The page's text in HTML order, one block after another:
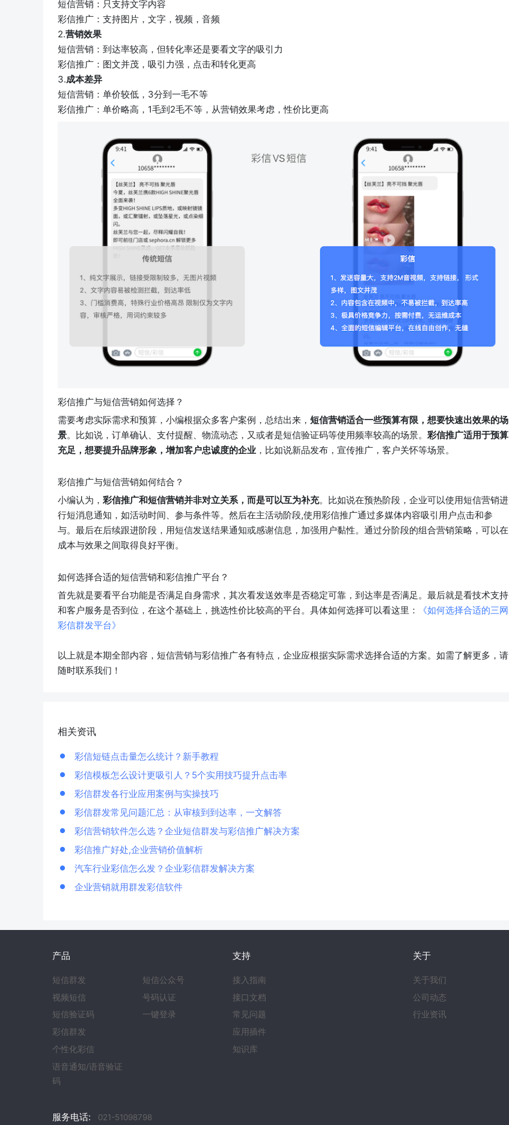
短信营销：只支持文字内容
彩信推广：支持图片，文字，视频，音频
2.营销效果
短信营销：到达率较高，但转化率还是要看文字的吸引力
彩信推广：图文并茂，吸引力强，点击和转化更高
3.成本差异
短信营销：单价较低，3分到一毛不等
彩信推广：单价略高，1毛到2毛不等，从营销效果考虑，性价比更高
彩信推广与短信营销如何选择？
需要考虑实际需求和预算，小编根据众多客户案例，总结出来， 短信营销适合一些预算有限，想要快速出效果的场
景。比如说，订单确认、支付提醒、物流动态，又或者是短信验证码等使用频率较高的场景。 彩信推广适用于预算
充足，想要提升品牌形象，增加客户忠诚度的企业 ，比如说新品发布，宣传推广，客户关怀等场景。
彩信推广与短信营销如何结合？
小编认为， 彩信推广和短信营销并非对立关系，而是可以互为补充。比如说在预热阶段，企业可以使用短信营销进
行短消息通知，如活动时间、参与条件等。然后在主活动阶段,使用彩信推广通过多媒体内容吸引用户点击和参
与。最后在后续跟进阶段，用短信发送结果通知或感谢信息，加强用户黏性。通过分阶段的组合营销策略，可以在
成本与效果之间取得良好平衡。
如何选择合适的短信营销和彩信推广平台？
首先就是要看平台功能是否满足自身需求，其次看发送效率是否稳定可靠，到达率是否满足。最后就是看技术支持
和客户服务是否到位，在这个基础上，挑选性价比较高的平台。具体如何选择可以看这里：
《如何选择合适的三网
彩信群发平台》
以上就是本期全部内容，短信营销与彩信推广各有特点，企业应根据实际需求选择合适的方案。如需了解更多，请
随时联系我们！
相关资讯
彩信短链点击量怎么统计？新手教程
彩信模板怎么设计更吸引人？5个实用技巧提升点击率
彩信群发各行业应用案例与实操技巧
彩信群发常见问题汇总：从审核到到达率，一文解答
彩信营销软件怎么选？企业短信群发与彩信推广解决方案
彩信推广好处,企业营销价值解析
汽车行业彩信怎么发？企业彩信群发解决方案
企业营销就用群发彩信软件
产品
短信群发
视频短信
短信验证码
彩信群发
个性化彩信
语音通知/语音验证
码
短信公众号
号码认证
一键登录
支持
接入指南
接口文档
常见问题
应用插件
知识库
关于
关于我们
公司动态
行业资讯
服务电话: 021-51098798